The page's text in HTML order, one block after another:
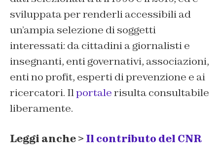
sviluppata per renderli accessibili ad
un’ampia selezione di soggetti
interessati: da cittadini a giornalisti e
insegnanti, enti governativi, associazioni,
enti no profit, esperti di prevenzione e ai
ricercatori. Ilportalerisulta consultabile
liberamente.
Leggi anche > Il contributo del CNR